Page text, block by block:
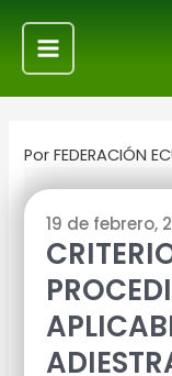
contenido
Main
Menu
PorFEDERACIÓN
19 de febrero,
entradas